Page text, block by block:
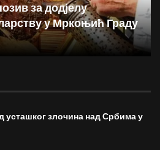
за додјелу
у Мркоњић Граду
злочина над Србима у